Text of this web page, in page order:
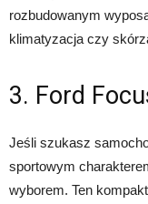
rozbudowanym
klimatyzacja czy
3. Ford
Jeśli szukasz
sportowym
wyborem. Ten